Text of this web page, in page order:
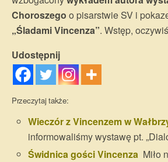
Choroszego o pisarstwie SV i
„Śladami Vincenza”. Wstęp,
Udostępnij
Przeczytaj także:
Wieczór z Vincenzem w
informowaliśmy wystawę pt.
Świdnica gości Vincenza Miło